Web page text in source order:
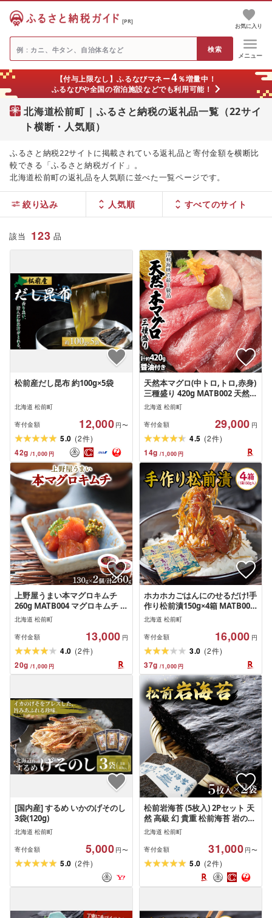
[PR]
お気に入り
メニュー
【付与上限なし】ふるなびマネー4％増量中！
ふるなびや全国の宿泊施設などでも利用可能！
北海道松前町 | ふるさと納税の返礼品一覧（22サイ
ト横断・人気順）
ふるさと納税22サイトに掲載されている返礼品と寄付金額を横断比
較できる「ふるさと納税ガイド」。
北海道松前町の返礼品を人気順に並べた一覧ページです。
絞り込み 人気順
該当 123 品
松前産だし昆布 約100g×5袋
北海道 松前町
寄付金額 12,000 円〜
5.0 (2件)
42g /1,000 円
天然本マグロ(中トロ,トロ,赤身)
三種盛り 420g MATB002 天然本
マグロ まぐろ 鮪 津軽海峡 三種
盛り 海鮮 刺身 高級 グルメ 特産
品 新鮮 美味しい 海の幸 贈り物
ギフト お取り寄せ 高品質 和食
北海道 松前町
寄付金額 29,000 円
4.5 (2件)
14g /1,000 円
上野屋うまい本マグロキムチ
260g MATB004 マグロキムチ ま
ぐろ キムチ 海鮮 おつまみ ご飯
のお供 ピリ辛 高級グルメ 北海
道 特産品 新鮮 美味しい 簡単調
理 人気 お取り寄せ
北海道 松前町
寄付金額 13,000 円
4.0 (2件)
20g /1,000 円
ホカホカごはんにのせるだけ!手
作り松前漬150g×4箱 MATB003
松前漬 手作り ご飯のお供 北海
道 特産品 海鮮 グルメ 簡単調理
美味しい 和食 昆布 数の子 漬物
北海道 松前町
寄付金額 16,000 円
3.0 (2件)
37g /1,000 円
[国内産] するめ いかのげそのし
3袋(120g)
北海道 松前町
寄付金額 5,000 円〜
5.0 (2件)
松前岩海苔 (5枚入) 2Pセット 天
然 高級 幻 貴重 松前海苔 岩のり
北海道特産品 海苔 のり 海藻 ミ
ネラル豊富 ご飯のお供 手摘み
高品質 名産 お取り寄せ おにぎ
り 手巻き寿司 のり弁当 北海道
松前町 送料無料
北海道 松前町
寄付金額 31,000 円〜
5.0 (2件)